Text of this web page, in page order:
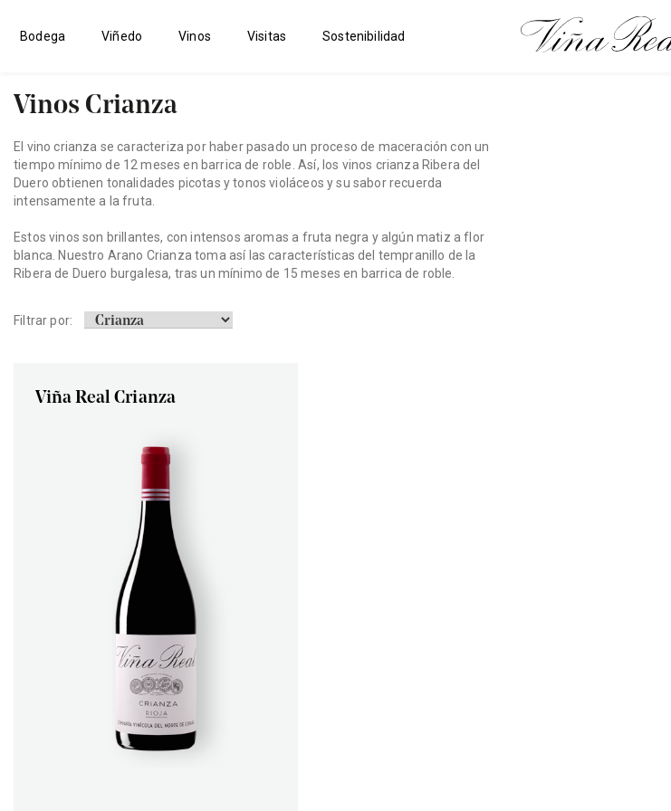
Bodega Viñedo Vinos Visitas Sostenibilidad
Vinos Crianza
El vino crianza se caracteriza por haber pasado un proceso de maceración con un
tiempo mínimo de 12 meses en barrica de roble. Así, los vinos crianza Ribera del
Duero obtienen tonalidades picotas y tonos violáceos y su sabor recuerda
intensamente a la fruta.
Estos vinos son brillantes, con intensos aromas a fruta negra y algún matiz a flor
blanca. Nuestro Arano Crianza toma así las características del tempranillo de la
Ribera de Duero burgalesa, tras un mínimo de 15 meses en barrica de roble.
Filtrar por:
Viña Real Crianza